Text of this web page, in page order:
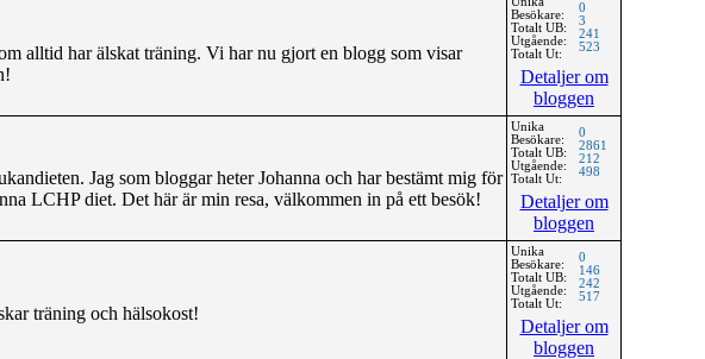
alltid har älskat träning. Vi har nu gjort en blogg som visar
Besökare:
Totalt UB:
Utgående:
Totalt Ut:
0
3
241
523
Detaljer om
bloggen
Jag som bloggar heter Johanna och har bestämt mig för
LCHP diet. Det här är min resa, välkommen in på ett besök!
Unika
Besökare:
Totalt UB:
Utgående:
Totalt Ut:
0
2861
212
498
Detaljer om
bloggen
träning och hälsokost!
Unika
Besökare:
Totalt UB:
Utgående:
Totalt Ut:
0
146
242
517
Detaljer om
bloggen